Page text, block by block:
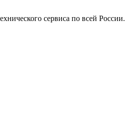
сервиса по всей России.